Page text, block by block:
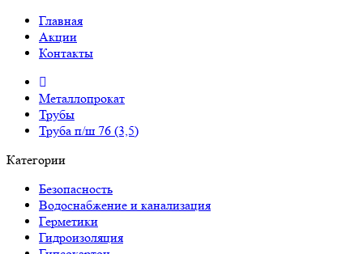
Главная
Акции
Контакты
Металлопрокат
Трубы
Труба п/ш 76 (3,5)
Категории
Безопасность
Водоснабжение и канализация
Герметики
Гидроизоляция